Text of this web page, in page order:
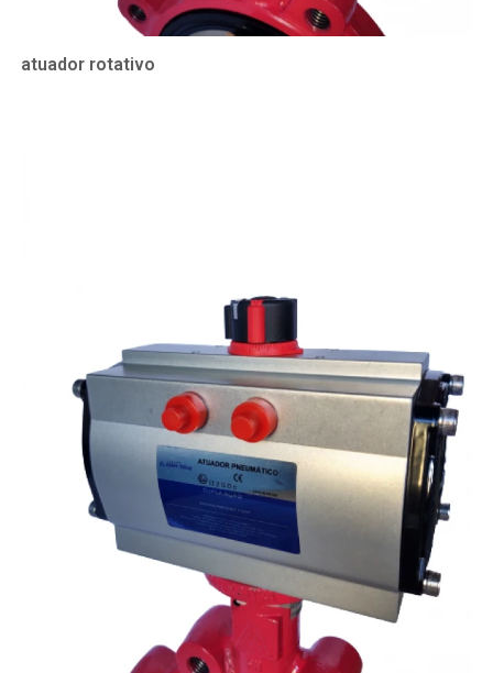
atuador rotativo